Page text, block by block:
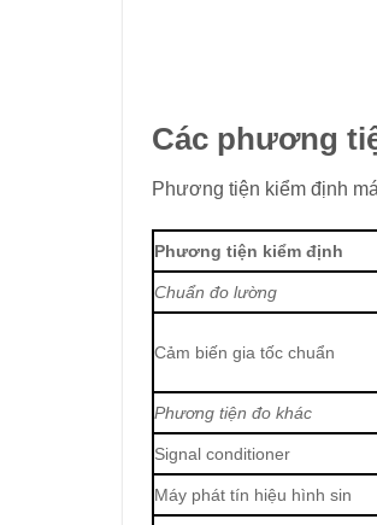
Các phương
Phương tiện kiểm định
Phương tiện kiểm định
Chuẩn đo lường
Cảm biến gia tốc chuẩn
Phương tiện đo khác
Signal conditioner
Máy phát tín hiệu hình sin